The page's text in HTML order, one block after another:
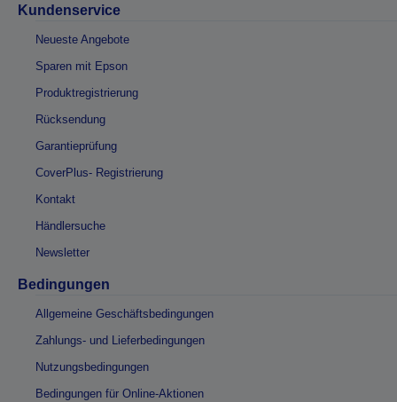
Kundenservice
Neueste Angebote
Sparen mit Epson
Produktregistrierung
Rücksendung
Garantieprüfung
CoverPlus- Registrierung
Kontakt
Händlersuche
Newsletter
Bedingungen
Allgemeine Geschäftsbedingungen
Zahlungs- und Lieferbedingungen
Nutzungsbedingungen
Bedingungen für Online-Aktionen